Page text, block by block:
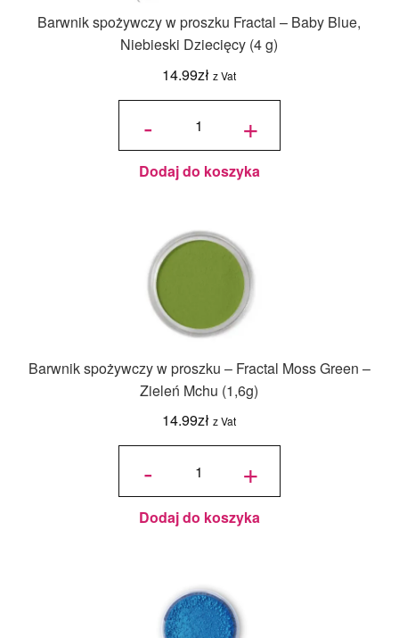
Barwnik spożywczy w proszku Fractal – Baby Blue,
Niebieski Dziecięcy (4 g)
14.99zł z Vat
-
ilość
w proszku
Fractal -
Baby Blue,
Niebieski
Dziecięcy
+
Dodaj do koszyka
Barwnik spożywczy w proszku – Fractal Moss Green –
Zieleń Mchu (1,6g)
14.99zł z Vat
-
ilość
w proszku
- Fractal
Moss
Green -
Zieleń
(1,6g)
+
Dodaj do koszyka